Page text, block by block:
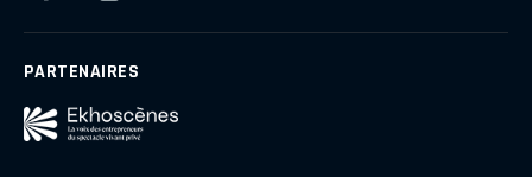
PARTENAIRES